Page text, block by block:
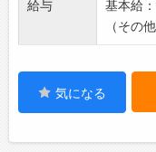
給与
基本給
（その
気になる